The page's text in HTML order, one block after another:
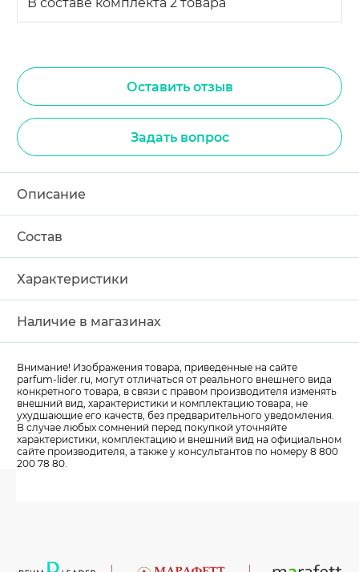
Оставить отзыв
Задать вопрос
Описание
Состав
Характеристики
Наличие в магазинах
Внимание! Изображения товара, приведенные на сайте
parfum-lider.ru, могут отличаться от реального внешнего вида
конкретного товара, в связи с правом производителя изменять
внешний вид, характеристики и комплектацию товара, не
ухудшающие его качеств, без предварительного уведомления.
В случае любых сомнений перед покупкой уточняйте
характеристики, комплектацию и внешний вид на официальном
сайте производителя, а также у консультантов по номеру 8 800
200 78 80.